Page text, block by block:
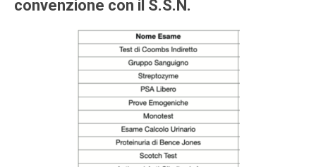
convenzione con il S.S.N.